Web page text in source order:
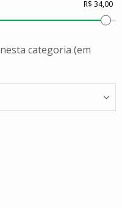
nesta categoria (em